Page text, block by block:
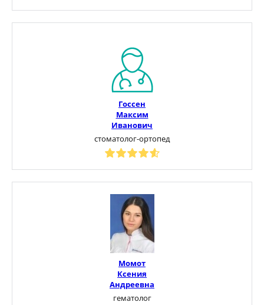
Госсен
Максим
Иванович
стоматолог-ортопед
Момот
Ксения
Андреевна
гематолог